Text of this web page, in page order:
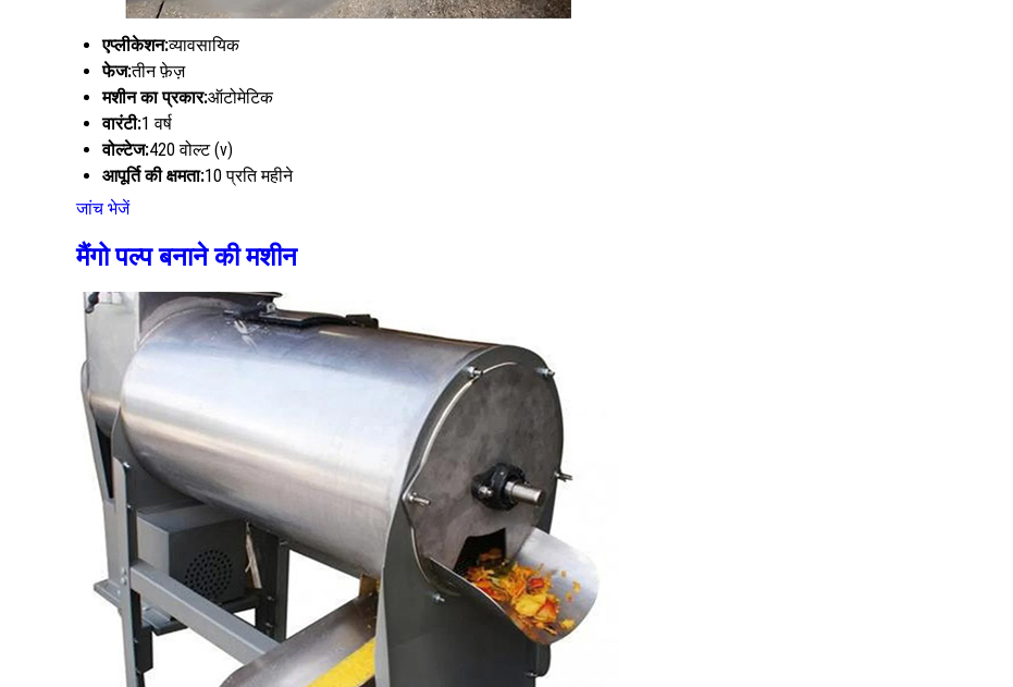
एप्लीकेशन:व्यावसायिक
फेज:तीन फ़ेज़
मशीन का प्रकार:ऑटोमेटिक
वारंटी:1 वर्ष
वोल्टेज:420 वोल्ट (v)
आपूर्ति की क्षमता:10 प्रति महीने
जांच भेजें
मैंगो पल्प बनाने की मशीन